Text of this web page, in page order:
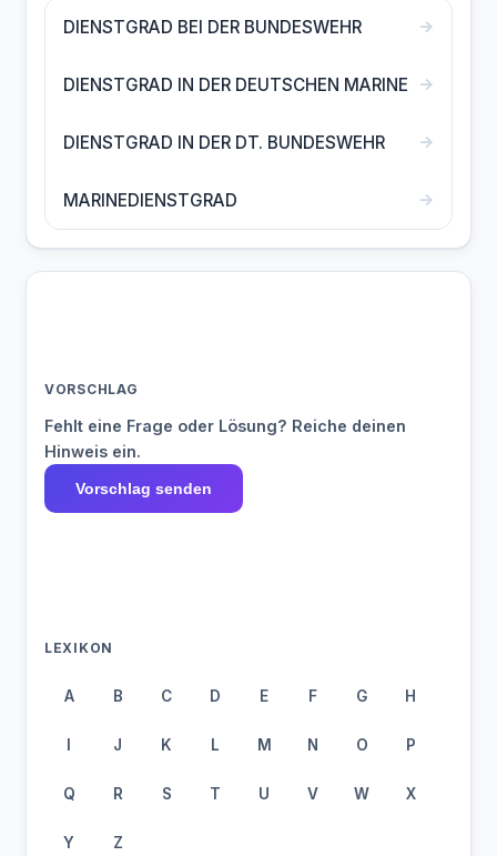
DIENSTGRAD BEI DER BUNDESWEHR →
DIENSTGRAD IN DER DEUTSCHEN MARINE →
DIENSTGRAD IN DER DT. BUNDESWEHR →
MARINEDIENSTGRAD →
VORSCHLAG
Fehlt eine Frage oder Lösung? Reiche deinen
Hinweis ein.
Vorschlag senden
LEXIKON
A B C D E F G H
I J K L M N O P
Q R S T U V W X
Y Z